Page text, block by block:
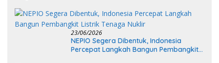
23/06/2026
NEPIO Segera Dibentuk, Indonesia
Percepat Langkah Bangun Pembangkit